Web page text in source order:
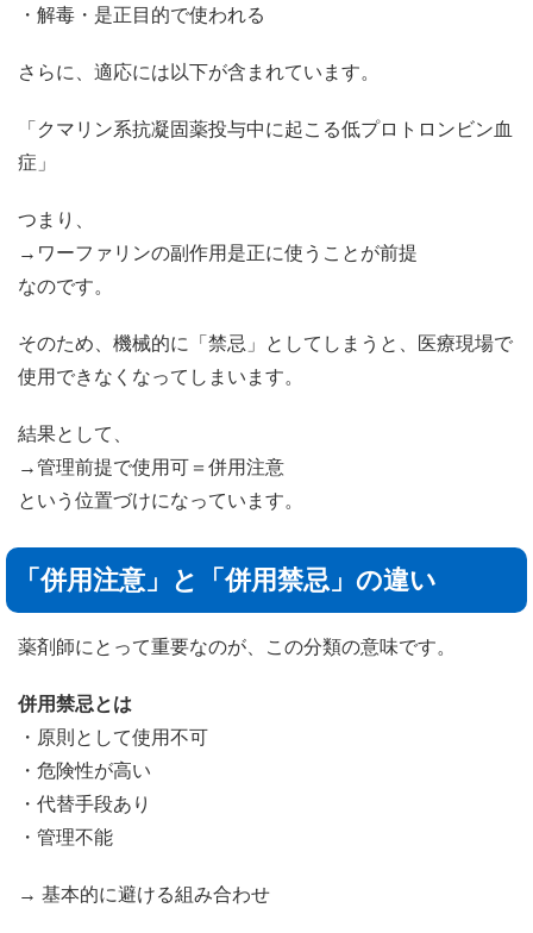
・解毒・是正目的で使われる
さらに、適応には以下が含まれています。
「クマリン系抗凝固薬投与中に起こる低プロトロンビン血
症」
つまり、
→ワーファリンの副作用是正に使うことが前提
なのです。
そのため、機械的に「禁忌」としてしまうと、医療現場で
使用できなくなってしまいます。
結果として、
→管理前提で使用可＝併用注意
という位置づけになっています。
「併用注意」と「併用禁忌」の違い
薬剤師にとって重要なのが、この分類の意味です。
併用禁忌とは
・原則として使用不可
・危険性が高い
・代替手段あり
・管理不能
→ 基本的に避ける組み合わせ